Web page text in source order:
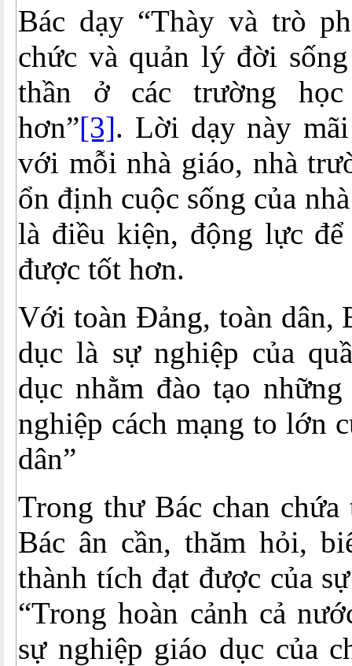
Bác dạy “Thày và trò
chức và quản lý đời
thần ở các trường
hơn”[3]. Lời dạy này
với mỗi nhà giáo, nhà
ổn định cuộc sống của
là điều kiện, động lực
được tốt hơn.
Với toàn Đảng, toàn dân,
dục là sự nghiệp của
dục nhằm đào tạo
nghiệp cách mạng to lớn
dân”
Trong thư Bác chan
Bác ân cần, thăm hỏi,
thành tích đạt được của
“Trong hoàn cảnh cả
sự nghiệp giáo dục của